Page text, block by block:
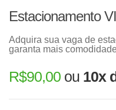
Estacionamento
Adquira sua vaga de
garanta mais
R$90,00 ou 10x